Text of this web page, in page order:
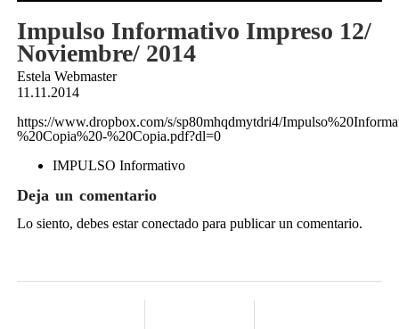
Impulso Informativo Impreso 12/
Noviembre/ 2014
Estela Webmaster
11.11.2014
https://www.dropbox.com/s/sp80mhqdmytdri4/
%20Copia%20-%20Copia.pdf?dl=0
IMPULSO Informativo
Deja un comentario
Lo siento, debes estarconectadopara publicar un comentario.